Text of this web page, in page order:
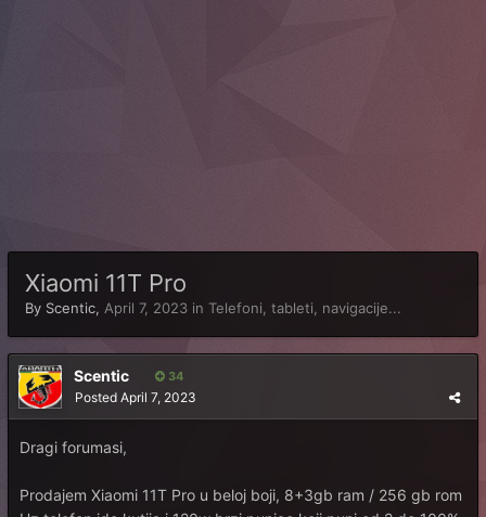
Xiaomi 11T Pro
By Scentic, April 7, 2023 in Telefoni, tableti, navigacije...
Scentic 34
Posted April 7, 2023
Dragi forumasi,
Prodajem Xiaomi 11T Pro u beloj boji, 8+3gb ram / 256 gb rom